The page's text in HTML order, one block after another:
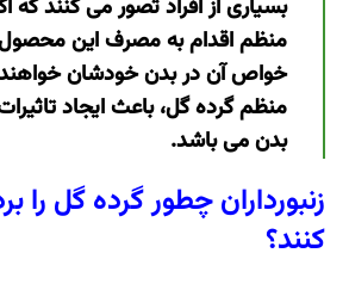
بسیاری از افراد تصور می کنند که
منظم اقدام به مصرف این
خواص آن در بدن خودشان
منظم گرده گل، باعث ایجاد
بدن می باشد.
زنبورداران چطور گرده گل
کنند؟